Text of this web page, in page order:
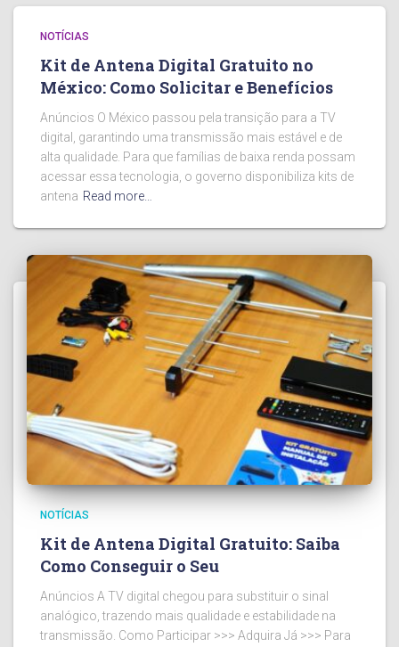
NOTÍCIAS
Kit de Antena Digital Gratuito no
México: Como Solicitar e Benefícios
Anúncios O México passou pela transição para a TV
digital, garantindo uma transmissão mais estável e de
alta qualidade. Para que famílias de baixa renda possam
acessar essa tecnologia, o governo disponibiliza kits de
antena Read more…
NOTÍCIAS
Kit de Antena Digital Gratuito: Saiba
Como Conseguir o Seu
Anúncios A TV digital chegou para substituir o sinal
analógico, trazendo mais qualidade e estabilidade na
transmissão. Como Participar >>> Adquira Já >>> Para